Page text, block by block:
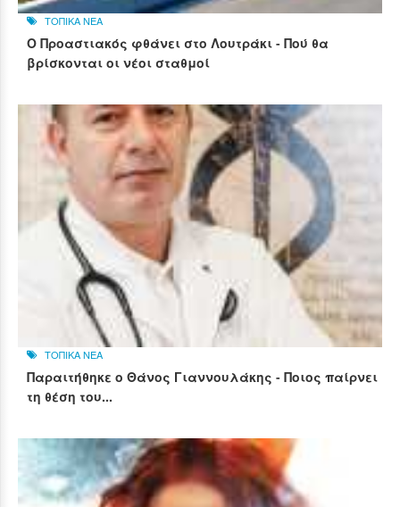
ΤΟΠΙΚΑ ΝΕΑ
Ο Προαστιακός φθάνει στο Λουτράκι - Πού θα
βρίσκονται οι νέοι σταθμοί
ΤΟΠΙΚΑ ΝΕΑ
Παραιτήθηκε ο Θάνος Γιαννουλάκης - Ποιος παίρνει
τη θέση του...